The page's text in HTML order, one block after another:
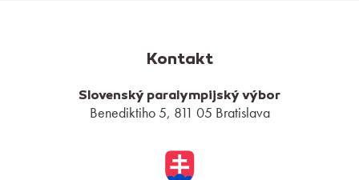
Kontakt
Slovenský paralympijský výbor
Benediktiho 5, 811 05 Bratislava